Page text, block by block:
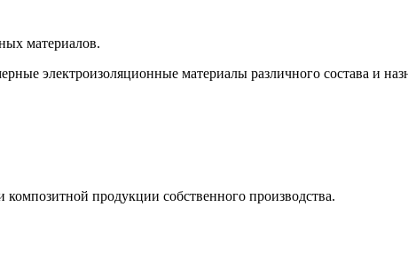
материалов.
электроизоляционные материалы различного состава и
продукции собственного производства.